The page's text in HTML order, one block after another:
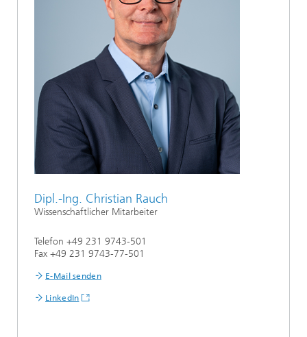
Dipl.-Ing. Christian Rauch
Wissenschaftlicher Mitarbeiter
Telefon +49 231 9743-501
Fax +49 231 9743-77-501
E-Mail senden
LinkedIn